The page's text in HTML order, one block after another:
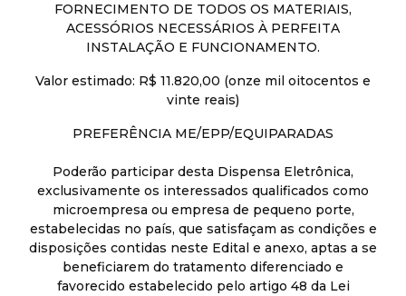
FORNECIMENTO DE TODOS OS MATERIAIS,
ACESSÓRIOS NECESSÁRIOS À PERFEITA
INSTALAÇÃO E FUNCIONAMENTO.
Valor estimado: R$ 11.820,00 (onze mil oitocentos e
vinte reais)
PREFERÊNCIA ME/EPP/EQUIPARADAS
Poderão participar desta Dispensa Eletrônica,
exclusivamente os interessados qualificados como
microempresa ou empresa de pequeno porte,
estabelecidas no país, que satisfaçam as condições e
disposições contidas neste Edital e anexo, aptas a se
beneficiarem do tratamento diferenciado e
favorecido estabelecido pelo artigo 48 da Lei